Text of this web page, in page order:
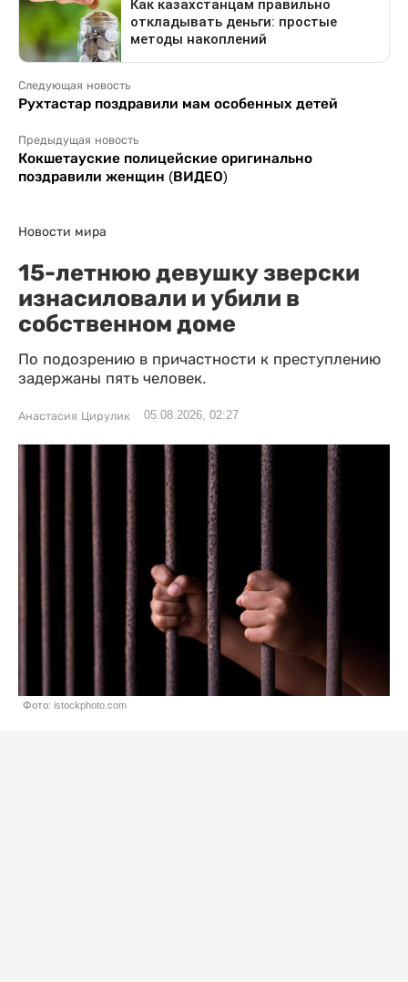
Следующая новость
Рухтастар поздравили мам особенных детей
Предыдущая новость
Кокшетауские полицейские оригинально
поздравили женщин (ВИДЕО)
Новости мира
15-летнюю девушку зверски
изнасиловали и убили в
собственном доме
По подозрению в причастности к преступлению
задержаны пять человек.
Анастасия Цирулик 05.08.2026, 02:27
Фото: istockphoto.com